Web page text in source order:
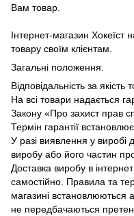
Вам товар.
Інтернет-магазин Хокеїст
товару своїм клієнтам.
Загальні положення.
Відповідальність за
На всі товари надається
Закону «Про захист прав
Термін гарантії
У разі виявлення у виробі
виробу або його частин
Доставка виробу в
самостійно. Правила та
магазині встановлюються
не передбачаються